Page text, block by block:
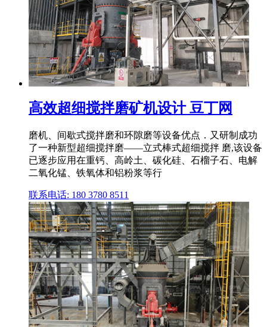
高效超细搅拌磨矿机设计 豆丁网
磨机、间歇式搅拌磨和环隙磨等设备优点．又研制成功
了一种新型超细搅拌磨——立式棒式超细搅拌 磨,该设备
已逐步应用在重钙、高岭土、碳化硅、石榴子石、电解
二氧化锰、铁氧体和铝粉浆等行
联系电话: 180 3780 8511